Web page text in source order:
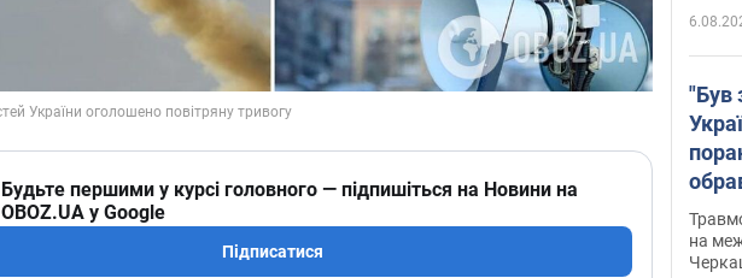
Будьте першими у курсі головного — підпишіться на Новини на
OBOZ.UA у Google
Підписатися
"Був
Фото
на